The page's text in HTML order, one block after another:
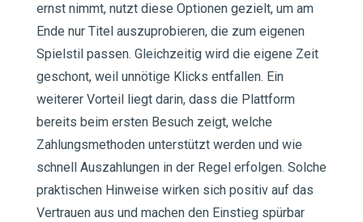
ernst nimmt, nutzt diese Optionen gezielt, um am
Ende nur Titel auszuprobieren, die zum eigenen
Spielstil passen. Gleichzeitig wird die eigene Zeit
geschont, weil unnötige Klicks entfallen. Ein
weiterer Vorteil liegt darin, dass die Plattform
bereits beim ersten Besuch zeigt, welche
Zahlungsmethoden unterstützt werden und wie
schnell Auszahlungen in der Regel erfolgen. Solche
praktischen Hinweise wirken sich positiv auf das
Vertrauen aus und machen den Einstieg spürbar